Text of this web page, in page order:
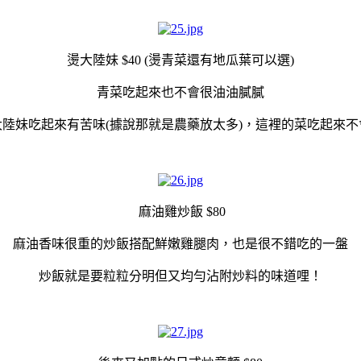
燙大陸妹 $40 (燙青菜還有地瓜葉可以選)
青菜吃起來也不會很油油膩膩
妹吃起來有苦味(據說那就是農藥放太多)，這裡的菜吃起來
麻油雞炒飯 $80
麻油香味很重的炒飯搭配鮮嫩雞腿肉，也是很不錯吃的一盤
炒飯就是要粒粒分明但又均勻沾附炒料的味道哩！